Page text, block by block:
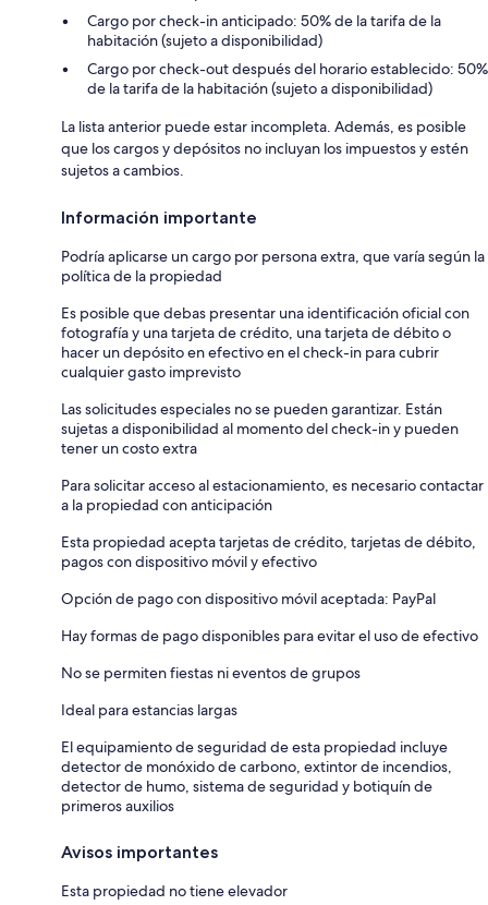
Cargo por check-in anticipado: 50% de la tarifa de la
habitación (sujeto a disponibilidad)
Cargo por check-out después del horario establecido: 50%
de la tarifa de la habitación (sujeto a disponibilidad)
La lista anterior puede estar incompleta. Además, es posible
que los cargos y depósitos no incluyan los impuestos y estén
sujetos a cambios.
Información importante
Podría aplicarse un cargo por persona extra, que varía según la
política de la propiedad
Es posible que debas presentar una identificación oficial con
fotografía y una tarjeta de crédito, una tarjeta de débito o
hacer un depósito en efectivo en el check-in para cubrir
cualquier gasto imprevisto
Las solicitudes especiales no se pueden garantizar. Están
sujetas a disponibilidad al momento del check-in y pueden
tener un costo extra
Para solicitar acceso al estacionamiento, es necesario contactar
a la propiedad con anticipación
Esta propiedad acepta tarjetas de crédito, tarjetas de débito,
pagos con dispositivo móvil y efectivo
Opción de pago con dispositivo móvil aceptada: PayPal
Hay formas de pago disponibles para evitar el uso de efectivo
No se permiten fiestas ni eventos de grupos
Ideal para estancias largas
El equipamiento de seguridad de esta propiedad incluye
detector de monóxido de carbono, extintor de incendios,
detector de humo, sistema de seguridad y botiquín de
primeros auxilios
Avisos importantes
Esta propiedad no tiene elevador